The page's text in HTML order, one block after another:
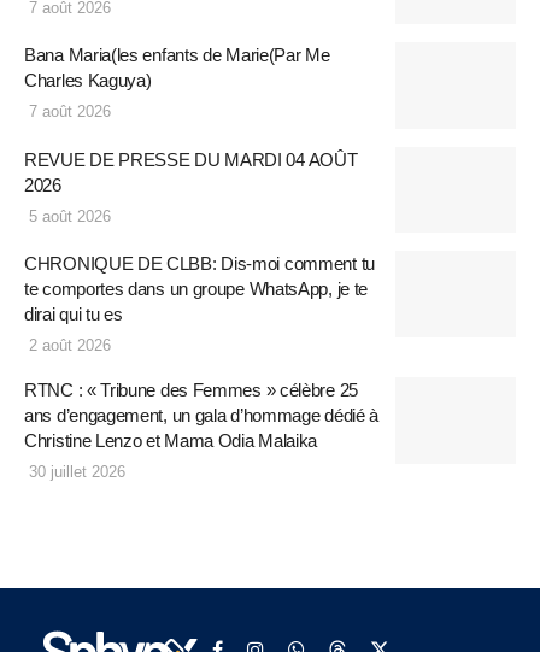
7 août 2026
Bana Maria(les enfants de Marie(Par Me
Charles Kaguya)
7 août 2026
REVUE DE PRESSE DU MARDI 04 AOÛT
2026
5 août 2026
CHRONIQUE DE CLBB: Dis-moi comment tu
te comportes dans un groupe WhatsApp, je te
dirai qui tu es
2 août 2026
RTNC : « Tribune des Femmes » célèbre 25
ans d’engagement, un gala d’hommage dédié à
Christine Lenzo et Mama Odia Malaika
30 juillet 2026